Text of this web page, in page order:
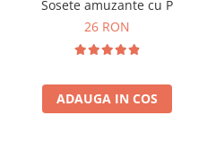
Sosete amuzante cu P
26 RON
ADAUGA IN COS